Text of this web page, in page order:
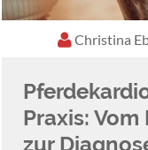
Christina
Praxis:
zur